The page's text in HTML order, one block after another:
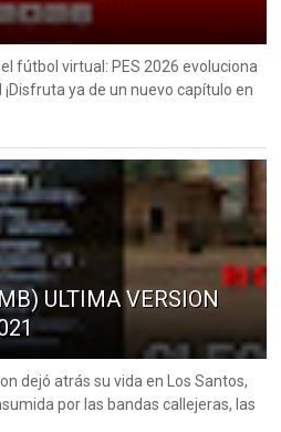
fútbol virtual: PES 2026 evoluciona
ya de un nuevo capítulo en
ULTIMA VERSION
dejó atrás su vida en Los Santos,
por las bandas callejeras, las